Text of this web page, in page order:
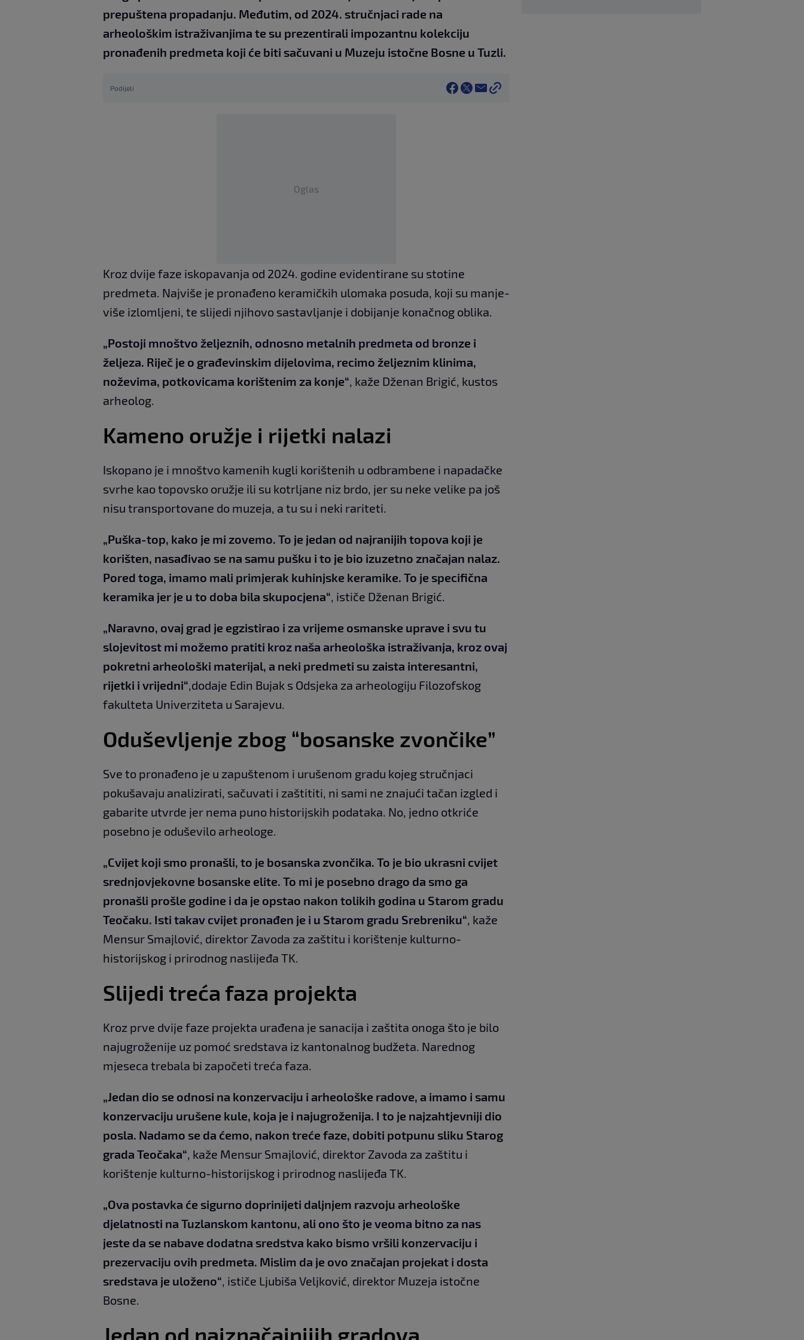
prepuštena propadanju. Međutim, od 2024. stručnjaci rade na
arheološkim istraživanjima te su prezentirali impozantnu kolekciju
pronađenih predmeta koji će biti sačuvani u Muzeju istočne Bosne u Tuzli.
Podijeli
Oglas
Kroz dvije faze iskopavanja od 2024. godine evidentirane su stotine
predmeta. Najviše je pronađeno keramičkih ulomaka posuda, koji su manje-
više izlomljeni, te slijedi njihovo sastavljanje i dobijanje konačnog oblika.
„Postoji mnoštvo željeznih, odnosno metalnih predmeta od bronze i
željeza. Riječ je o građevinskim dijelovima, recimo željeznim klinima,
noževima, potkovicama korištenim za konje“ , kaže Dženan Brigić, kustos
arheolog.
Kameno oružje i rijetki nalazi
Iskopano je i mnoštvo kamenih kugli korištenih u odbrambene i napadačke
svrhe kao topovsko oružje ili su kotrljane niz brdo, jer su neke velike pa još
nisu transportovane do muzeja, a tu su i neki rariteti.
„Puška-top, kako je mi zovemo. To je jedan od najranijih topova koji je
korišten, nasađivao se na samu pušku i to je bio izuzetno značajan nalaz.
Pored toga, imamo mali primjerak kuhinjske keramike. To je specifična
keramika jer je u to doba bila skupocjena“ , ističe Dženan Brigić.
„Naravno, ovaj grad je egzistirao i za vrijeme osmanske uprave i svu tu
slojevitost mi možemo pratiti kroz naša arheološka istraživanja, kroz ovaj
pokretni arheološki materijal, a neki predmeti su zaista interesantni,
rijetki i vrijedni“ ,dodaje Edin Bujak s Odsjeka za arheologiju Filozofskog
fakulteta Univerziteta u Sarajevu.
Oduševljenje zbog “bosanske zvončike”
Sve to pronađeno je u zapuštenom i urušenom gradu kojeg stručnjaci
pokušavaju analizirati, sačuvati i zaštititi, ni sami ne znajući tačan izgled i
gabarite utvrde jer nema puno historijskih podataka. No, jedno otkriće
posebno je oduševilo arheologe.
„Cvijet koji smo pronašli, to je bosanska zvončika. To je bio ukrasni cvijet
srednjovjekovne bosanske elite. To mi je posebno drago da smo ga
pronašli prošle godine i da je opstao nakon tolikih godina u Starom gradu
Teočaku. Isti takav cvijet pronađen je i u Starom gradu Srebreniku“ , kaže
Mensur Smajlović, direktor Zavoda za zaštitu i korištenje kulturno-
historijskog i prirodnog naslijeđa TK.
Slijedi treća faza projekta
Kroz prve dvije faze projekta urađena je sanacija i zaštita onoga što je bilo
najugroženije uz pomoć sredstava iz kantonalnog budžeta. Narednog
mjeseca trebala bi započeti treća faza.
„Jedan dio se odnosi na konzervaciju i arheološke radove, a imamo i samu
konzervaciju urušene kule, koja je i najugroženija. I to je najzahtjevniji dio
posla. Nadamo se da ćemo, nakon treće faze, dobiti potpunu sliku Starog
grada Teočaka“ , kaže Mensur Smajlović, direktor Zavoda za zaštitu i
korištenje kulturno-historijskog i prirodnog naslijeđa TK.
„Ova postavka će sigurno doprinijeti daljnjem razvoju arheološke
djelatnosti na Tuzlanskom kantonu, ali ono što je veoma bitno za nas
jeste da se nabave dodatna sredstva kako bismo vršili konzervaciju i
prezervaciju ovih predmeta. Mislim da je ovo značajan projekat i dosta
sredstava je uloženo“ , ističe Ljubiša Veljković, direktor Muzeja istočne
Bosne.
Jedan od najznačajnijih gradova